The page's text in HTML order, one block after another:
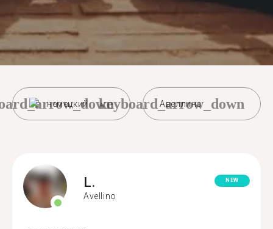
немецкий Авеллино
keyboard_arrow_down
L.
Avellino
NEW